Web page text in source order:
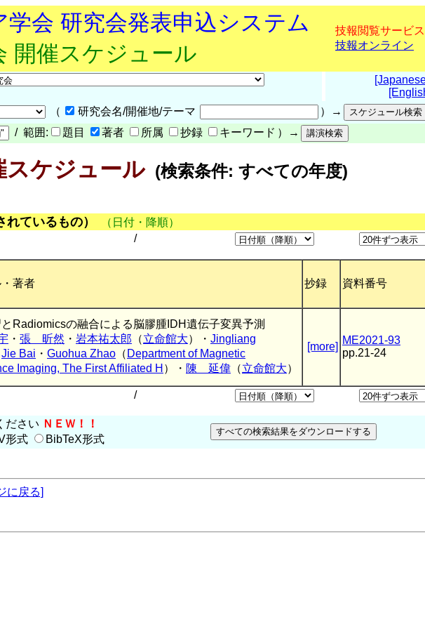
会 研究会発表申込システム
開催スケジュール
技報閲覧サービス
技報オンライン
（
研究会名/開催地/テーマ
）→
/ 範囲: 題目 著者 所属 抄録 キーワード ）→
スケジュール(検索条件: すべての年度)
ているもの）
（日付・降順）
/
著者 抄録 資料番号
Radiomicsの融合による脳膠腫IDH遺伝子変異予測
・ 張 昕然 ・ 岩本祐太郎 （立命館大）・ Jingliang
Jie Bai ・ Guohua Zhao （ Department of Magnetic
Imaging, The First Affiliated H ）・ 陳 延偉 （立命館大）
[more]
ME2021-93
pp.21-24
/
ださい ＮＥＷ！！
形式 BibTeX形式
に戻る]